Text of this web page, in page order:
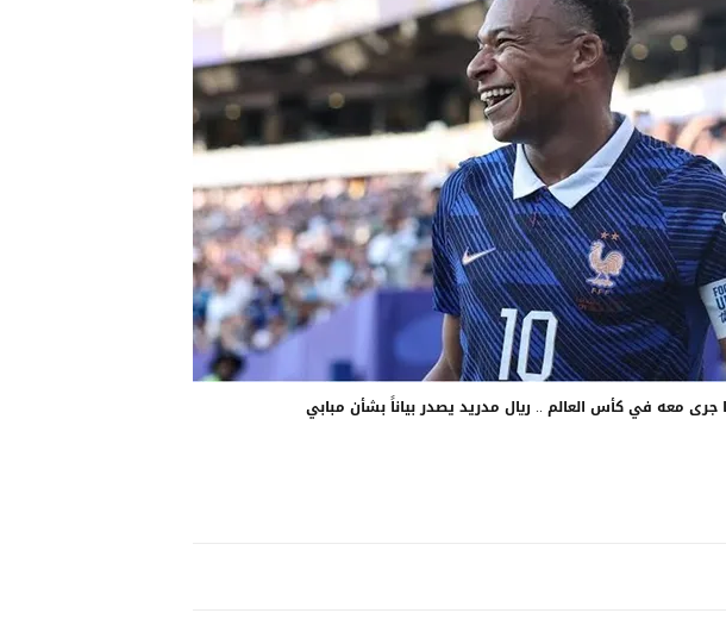
جرى معه في كأس العالم .. ريال مدريد يصدر بياناً بشأن مبابي